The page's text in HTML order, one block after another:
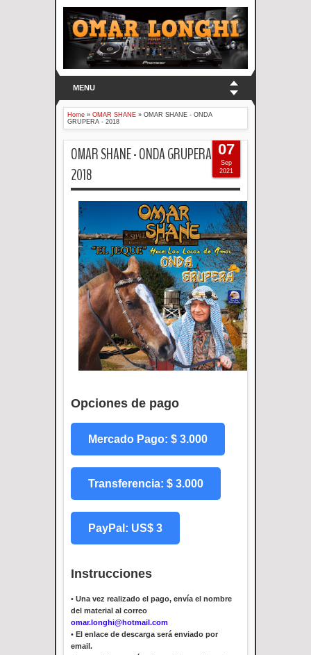
MENU
Home » OMAR SHANE » OMAR SHANE - ONDA
GRUPERA - 2018
OMAR SHANE - ONDA GRUPERA -
2018
Opciones de pago
Mercado Pago: $ 3.000
Transferencia: $ 3.000
PayPal: US$ 3
Instrucciones
• Una vez realizado el pago, envía el nombre
del material al correo
omar.longhi@hotmail.com
• El enlace de descarga será enviado por
email.
07
Sep
2021